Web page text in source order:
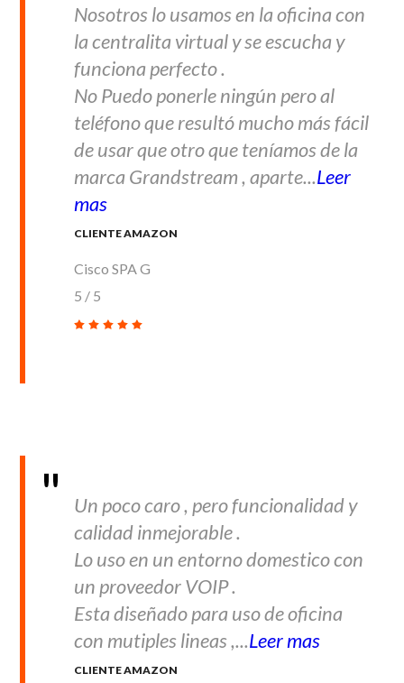
Nosotros lo usamos en la oficina con
la centralita virtual y se escucha y
funciona perfecto .
No Puedo ponerle ningún pero al
teléfono que resultó mucho más fácil
de usar que otro que teníamos de la
marca Grandstream , aparte...Leer
mas
CLIENTE AMAZON
Cisco SPA G
5 / 5
Un poco caro , pero funcionalidad y
calidad inmejorable .
Lo uso en un entorno domestico con
un proveedor VOIP .
Esta diseñado para uso de oficina
con mutiples lineas ,...Leer mas
CLIENTE AMAZON